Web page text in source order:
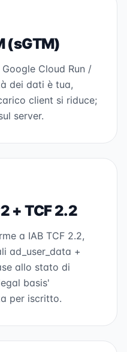
(sGTM)
Cloud Run /
dei dati è tua,
client si riduce;
server.
+ TCF 2.2
a IAB TCF 2.2,
ad_user_data +
allo stato di
basis'
per iscritto.